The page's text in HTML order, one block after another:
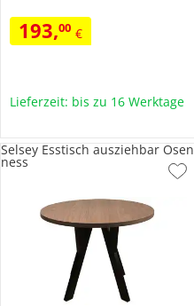
193,00 €
Lieferzeit: bis zu 16 Werktage
Selsey Esstisch ausziehbar Osen
ness